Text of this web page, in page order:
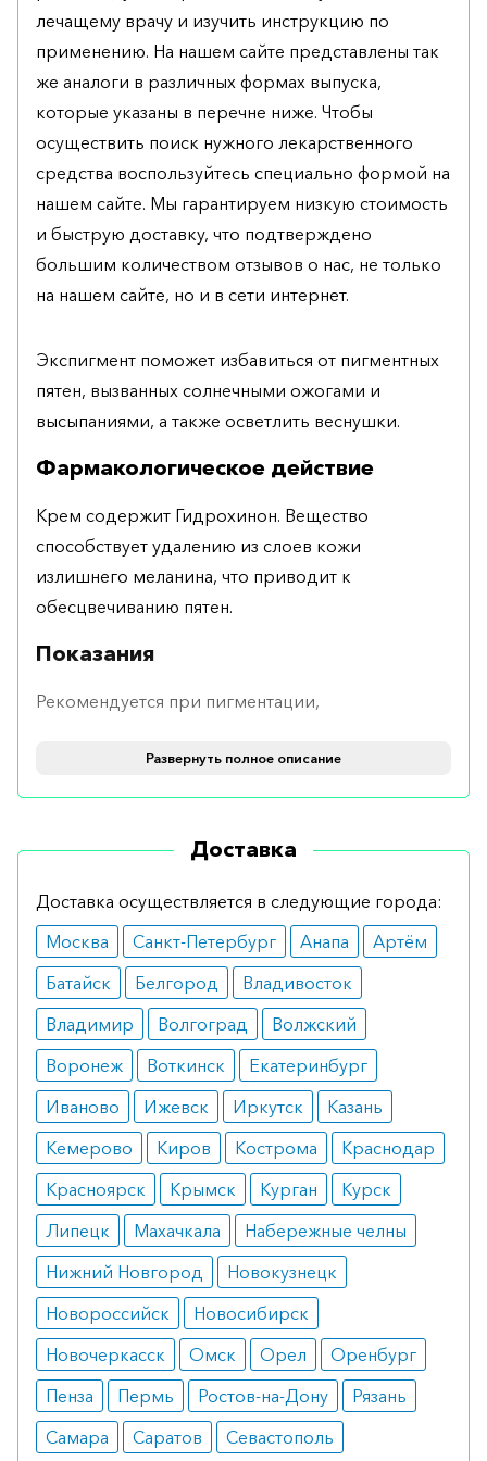
лечащему врачу и изучить инструкцию по
применению. На нашем сайте представлены так
же аналоги в различных формах выпуска,
которые указаны в перечне ниже. Чтобы
осуществить поиск нужного лекарственного
средства воспользуйтесь специально формой на
нашем сайте. Мы гарантируем низкую стоимость
и быструю доставку, что подтверждено
большим количеством отзывов о нас, не только
на нашем сайте, но и в сети интернет.
Экспигмент поможет избавиться от пигментных
пятен, вызванных солнечными ожогами и
высыпаниями, а также осветлить веснушки.
Фармакологическое действие
Крем содержит Гидрохинон. Вещество
способствует удалению из слоев кожи
излишнего меланина, что приводит к
обесцвечиванию пятен.
Показания
Рекомендуется при пигментации,
наличии следов от высыпаний, а также с целью
осветления веснушек.
Противопоказания
противопоказаний. В то же время средство
является не косметическим, а лекарственным,
поэтому перед его применением важно
показаться врачу.
Побочные эффекты
Не вызывает побочных эффектов. Но прежде чем
использовать, следует определить причину
потемнения кожи.
Режим дозирования
Крем наносится тонким слоем только на
проблемные участки.
Особые указания
Средство делает кожу незащищенной, поэтому
во время лечения следует обязательно
оберегать кожу от ультрафиолета.
Развернуть полное описание
Доставка
Доставка осуществляется в следующие города:
Москва
Санкт-Петербург Анапа
Артём
Батайск
Белгород
Владивосток
Владимир
Волгоград
Волжский
Воронеж
Воткинск
Екатеринбург
Иваново
Ижевск Иркутск
Казань
Кемерово
Киров Кострома
Краснодар
Красноярск
Крымск Курган
Курск
Липецк
Махачкала
Набережные челны
Нижний Новгород
Новокузнецк
Новороссийск
Новосибирск
Новочеркасск
Омск Орел
Оренбург
Пенза
Пермь Ростов-на-Дону
Рязань
Самара
Саратов
Севастополь